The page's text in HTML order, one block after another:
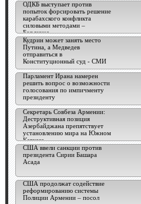
ОДКБ выступает против
попыток форсировать решение
карабахского конфликта
силовыми методами –
Бордюжа
Кудрин может занять место
Путина, а Медведев
отправиться в
Конституционный суд - СМИ
Парламент Ирана намерен
решить вопрос о возможности
голосования по импичменту
президенту
Секретарь Совбеза Армении:
Деструктивная позиция
Азербайджана препятствует
установлению мира на Южном
Кавказе
США ввели санкции против
президента Сирии Башара
Асада
США продолжат содействие
реформированию системы
Полиции Армении – посол